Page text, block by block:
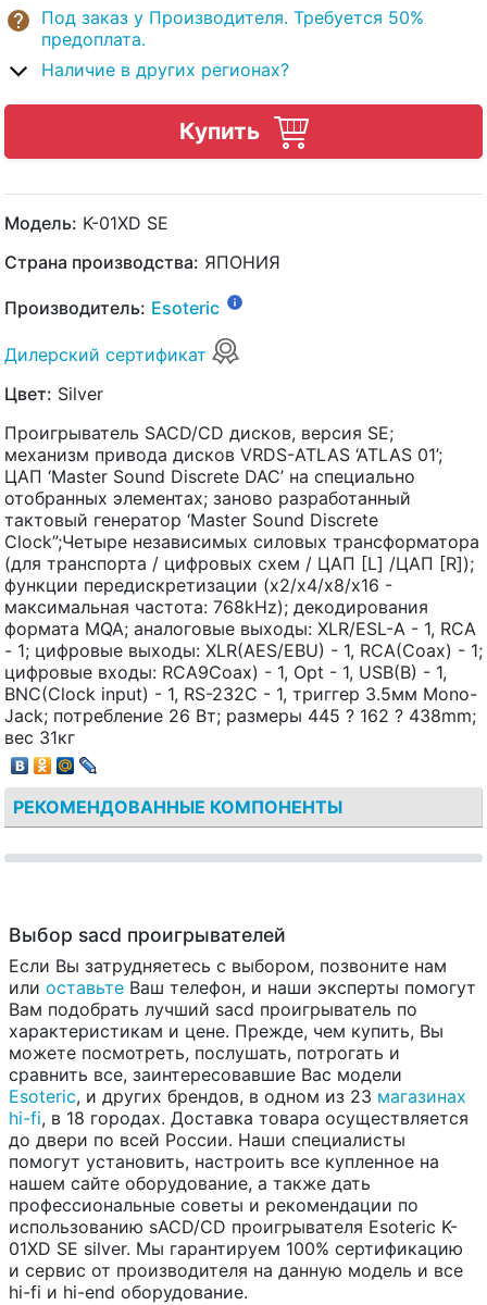
Под заказ у Производителя. Требуется 50%
предоплата.
Наличие в других регионах?
Купить
Модель: K-01XD SE
Страна производства: ЯПОНИЯ
Производитель: Esoteric
Дилерский сертификат
Цвет: Silver
Проигрыватель SACD/CD дисков, версия SE;
механизм привода дисков VRDS-ATLAS ‘ATLAS 01’;
ЦАП ‘Master Sound Discrete DAC’ на специально
отобранных элементах; заново разработанный
тактовый генератор ‘Master Sound Discrete
Clock”;Четыре независимых силовых трансформатора
(для транспорта / цифровых схем / ЦАП [L] /ЦАП [R]);
функции передискретизации (x2/x4/x8/x16 -
максимальная частота: 768kHz); декодирования
формата MQA; аналоговые выходы: XLR/ESL-A - 1, RCA
- 1; цифровые выходы: XLR(AES/EBU) - 1, RCA(Coax) - 1;
цифровые входы: RCA9Coax) - 1, Opt - 1, USB(B) - 1,
BNC(Clock input) - 1, RS-232C - 1, триггер 3.5мм Mono-
Jack; потребление 26 Вт; размеры 445 ? 162 ? 438mm;
вес 31кг
РЕКОМЕНДОВАННЫЕ КОМПОНЕНТЫ
Выбор sacd проигрывателей
Если Вы затрудняетесь с выбором, позвоните нам
или оставьте Ваш телефон, и наши эксперты помогут
Вам подобрать лучший sacd проигрыватель по
характеристикам и цене. Прежде, чем купить, Вы
можете посмотреть, послушать, потрогать и
сравнить все, заинтересовавшие Вас модели
Esoteric, и других брендов, в одном из 23 магазинах
hi-fi, в 18 городах. Доставка товара осуществляется
до двери по всей России. Наши специалисты
помогут установить, настроить все купленное на
нашем сайте оборудование, а также дать
профессиональные советы и рекомендации по
использованию sACD/CD проигрывателя Esoteric K-
01XD SE silver. Мы гарантируем 100% сертификацию
и сервис от производителя на данную модель и все
hi-fi и hi-end оборудование.